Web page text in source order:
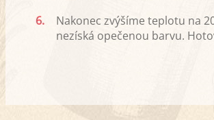
6.
Nakonec zvýšíme teplotu na
nezíská opečenou barvu.